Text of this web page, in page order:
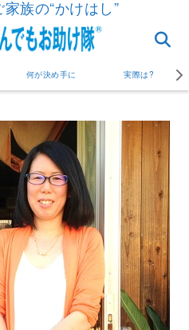
族の“かけはし”
何が決め手に 実際は?